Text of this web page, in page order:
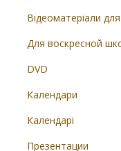
Відеоматеріали
Для воскресной
DVD
Календари
Календарі
Презентации